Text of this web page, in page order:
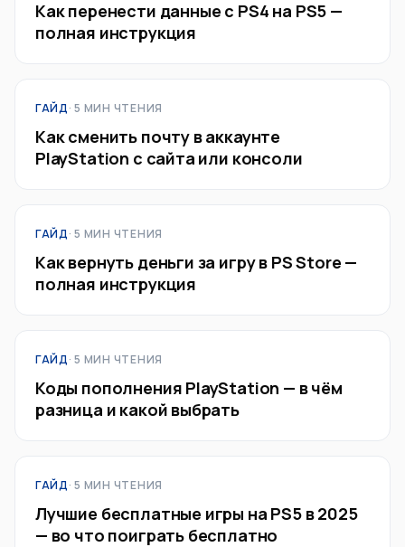
Как перенести данные с PS4 на PS5 —
полная инструкция
ГАЙД· 5 МИН ЧТЕНИЯ
Как сменить почту в аккаунте
PlayStation с сайта или консоли
ГАЙД· 5 МИН ЧТЕНИЯ
Как вернуть деньги за игру в PS Store —
полная инструкция
ГАЙД· 5 МИН ЧТЕНИЯ
Коды пополнения PlayStation — в чём
разница и какой выбрать
ГАЙД· 5 МИН ЧТЕНИЯ
Лучшие бесплатные игры на PS5 в 2025
— во что поиграть бесплатно